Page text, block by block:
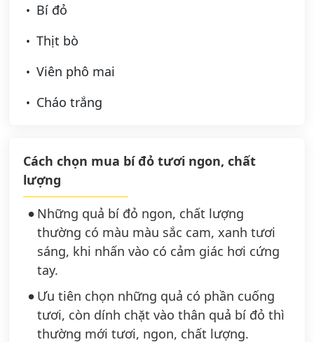
Bí đỏ
Thịt bò
Viên phô mai
Cháo trắng
Cách chọn mua bí đỏ tươi ngon, chất
lượng
Những quả bí đỏ ngon, chất lượng
thường có màu màu sắc cam, xanh tươi
sáng, khi nhấn vào có cảm giác hơi cứng
tay.
Ưu tiên chọn những quả có phần cuống
tươi, còn dính chặt vào thân quả bí đỏ thì
thường mới tươi, ngon, chất lượng.